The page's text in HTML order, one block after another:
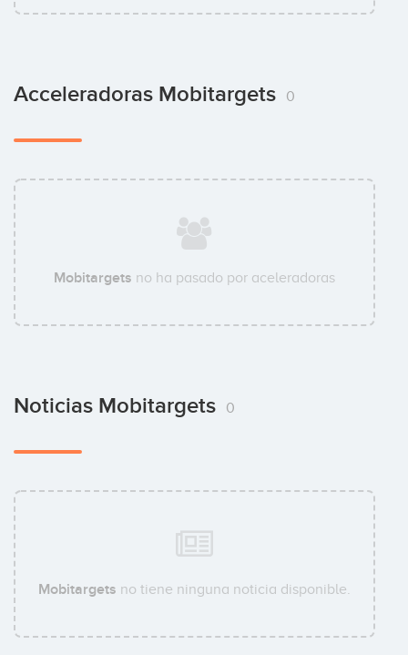
Acceleradoras Mobitargets 0
Mobitargets no ha pasado por aceleradoras
Noticias Mobitargets 0
Mobitargets no tiene ninguna noticia disponible.